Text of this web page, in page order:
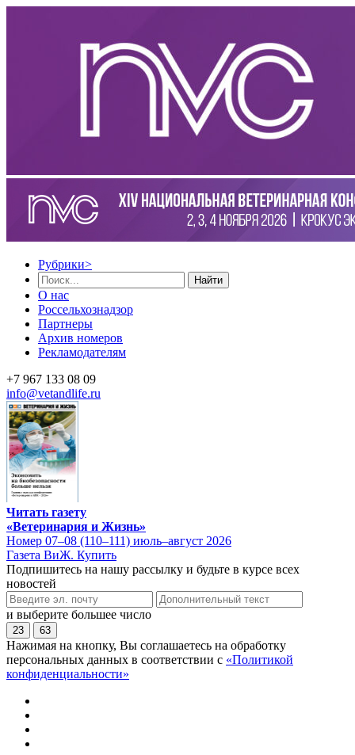
Рубрики>
Найти
О нас
Россельхознадзор
Партнеры
Архив номеров
Рекламодателям
+7 967 133 08 09
info@vetandlife.ru
Читать газету
«Ветеринария и Жизнь»
Номер 07–08 (110–111) июль–август 2026
Газета ВиЖ. Купить
Подпишитесь на нашу рассылку и будьте в курсе всех
новостей
и выберите большее число
23 63
Нажимая на кнопку, Вы соглашаетесь на обработку
персональных данных в соответствии с «Политикой
конфиденциальности»